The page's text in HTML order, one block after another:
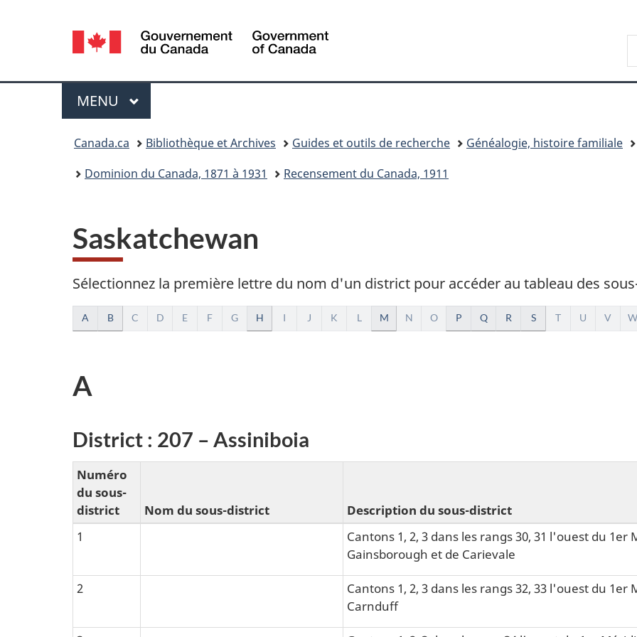
Invitations
sujet
HTML
Sélection
de
la
langue
Canada
Menu
MENU PRINCIPAL
Canada.ca Bibliothèque et Archives Guides et outils de recherche Généalogie, histoire familiale
Dominion du Canada, 1871 à 1931
Recensement du Canada, 1911
Saskatchewan
Sélectionnez la première lettre du nom d'un district pour accéder au tableau des
A
p
a
b
e
i
c
A B C D E F G H I J K L M N O P Q R S T U V W
A
District : 207 – Assiniboia
Numéro
du sous-
district
Nom du sous-district Description du sous-district
1
Cantons 1, 2, 3 dans les rangs 30, 31 l'ouest du 1er
Gainsborough et de Carievale
2
Cantons 1, 2, 3 dans les rangs 32, 33 l'ouest du 1er
Carnduff